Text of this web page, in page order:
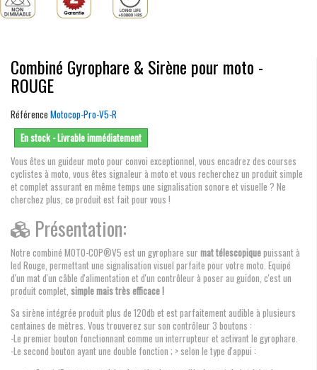
Combiné Gyrophare & Sirène pour moto -
ROUGE
Référence Motocop-Pro-V5-R
En stock - Livrable immédiatement
Vous êtes un guideur moto pour convoi exceptionnel, vous encadrez des courses
cyclistes à moto, vous êtes signaleur à moto et vous recherchez un produit simple
et complet assurant en même temps une signalisation sonore et visuelle ? Ne
cherchez plus, ce produit est fait pour vous !
Présentation:
Notre combiné MOTO-COP®V5 est un gyrophare sur mat télescopiquepuissant à
led Rouge, permettant une signalisation visuel parfaite pour votre moto. Equipé
d'un mat d'un câble d'alimentation et d'un contrôleur à poser au guidon, c'est un
produit complet, simple mais très efficace !
Sa sirène intégrée produit plus de 120db et est parfaitement audible à plusieurs
centaines de mètres. Vous trouverez sur son contrôleur 3 boutons :
-Le premier bouton fonctionnant comme un interrupteur et activant le gyrophare.
-Le second bouton ayant une double fonction ; > selon le type d'appui :